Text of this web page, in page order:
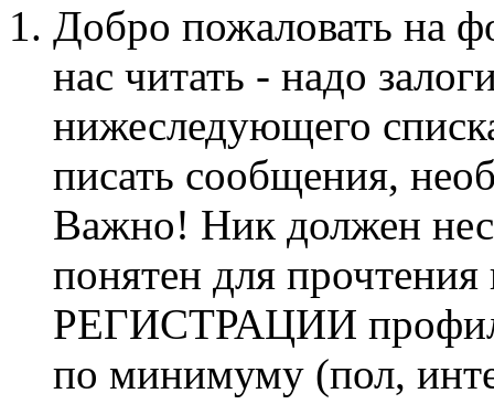
Добро пожаловать на
нас читать - надо
нижеследующего
писать сообщения,
Важно! Ник должен
понятен для
РЕГИСТРАЦИИ профиль
по минимуму (пол,